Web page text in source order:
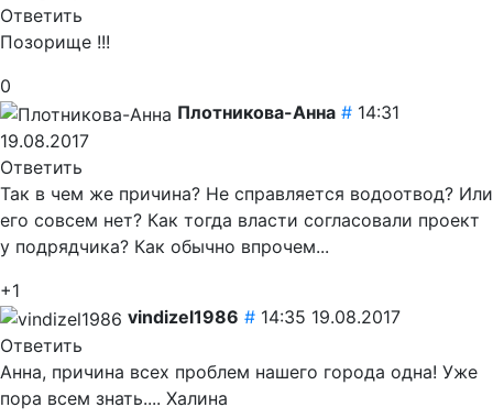
Ответить
Позорище !!!
0
Плотникова-Анна # 14:31
19.08.2017
Ответить
Так в чем же причина? Не справляется водоотвод? Или
его совсем нет? Как тогда власти согласовали проект
у подрядчика? Как обычно впрочем...
+1
vindizel1986 # 14:35 19.08.2017
Ответить
Анна, причина всех проблем нашего города одна! Уже
пора всем знать.... Халина